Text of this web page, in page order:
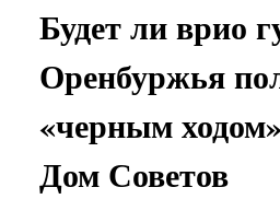
Будет ли врио
Оренбуржья
«черным
Дом Советов